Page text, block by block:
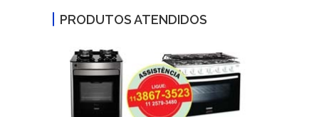
PRODUTOS ATENDIDOS